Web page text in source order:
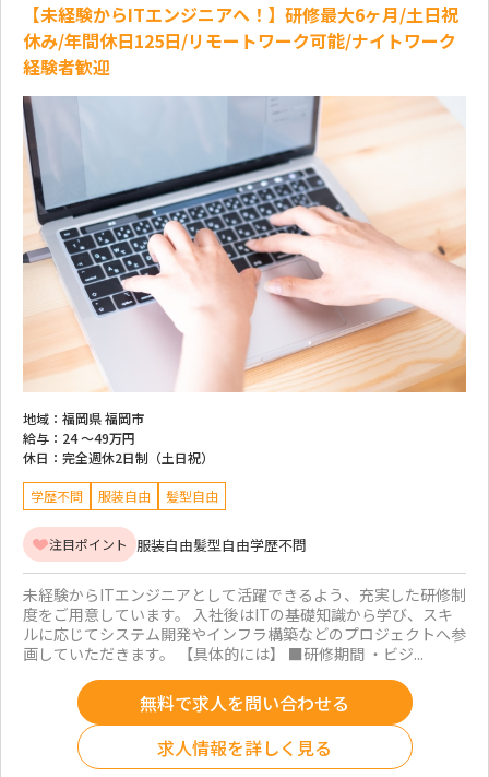
【未経験からITエンジニアへ！】研修最大6ヶ月/土日祝
休み/年間休日125日/リモートワーク可能/ナイトワーク
経験者歓迎
地域： 福岡県 福岡市
給与： 24 ～49万円
休日： 完全週休2日制（土日祝）
学歴不問 服装自由 髪型自由
注目ポイント 服装自由髪型自由学歴不問
未経験からITエンジニアとして活躍できるよう、充実した研修制
度をご用意しています。 入社後はITの基礎知識から学び、スキ
ルに応じてシステム開発やインフラ構築などのプロジェクトへ参
画していただきます。 【具体的には】 ■研修期間 ・ビジ...
無料で求人を問い合わせる
求人情報を詳しく見る